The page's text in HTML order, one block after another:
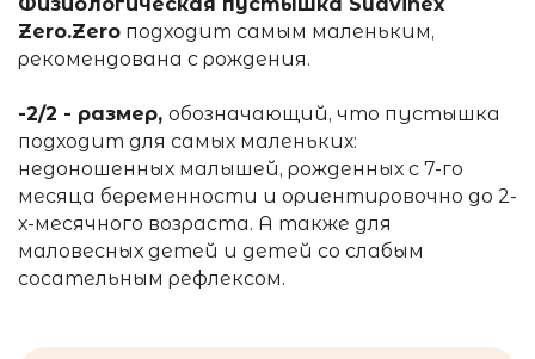
Zero.Zero подходит самым маленьким,
рекомендована с рождения.
-2/2 - размер, обозначающий, что пустышка
подходит для самых маленьких:
недоношенных малышей, рожденных с 7-го
месяца беременности и ориентировочно до 2-
х-месячного возраста. А также для
маловесных детей и детей со слабым
сосательным рефлексом.